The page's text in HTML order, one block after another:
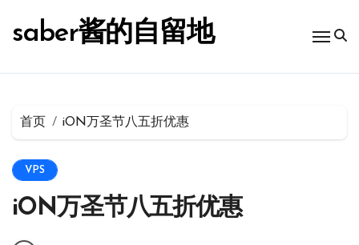
saber酱的自留地
首页 iON万圣节八五折优惠
VPS
iON万圣节八五折优惠